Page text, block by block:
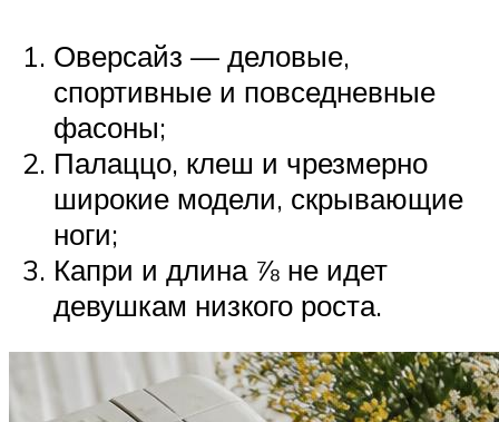
Оверсайз — деловые,
спортивные и повседневные
фасоны;
Палаццо, клеш и чрезмерно
широкие модели, скрывающие
ноги;
Капри и длина ⅞ не идет
девушкам низкого роста.